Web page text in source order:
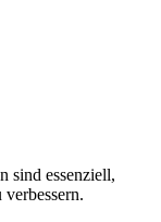
sind essenziell,